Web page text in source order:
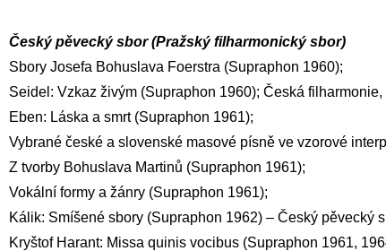
Český pěvecký sbor (Pražský filharmonický sbor)
Sbory Josefa Bohuslava Foerstra (Supraphon 1960);
Seidel: Vzkaz živým (Supraphon 1960); Česká
Eben: Láska a smrt (Supraphon 1961);
Vybrané české a slovenské masové písně ve vzorové
Z tvorby Bohuslava Martinů (Supraphon 1961);
Vokální formy a žánry (Supraphon 1961);
Kálik: Smíšené sbory (Supraphon 1962) – Český pěvecký
Kryštof Harant: Missa quinis vocibus (Supraphon 1961,